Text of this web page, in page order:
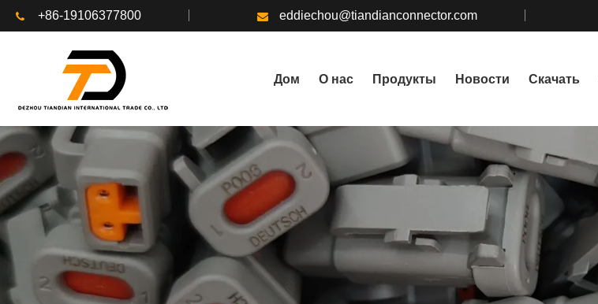
+86-19106377800 eddiechou@tiandianconnector.com
Дом О нас Продукты Новости Скачать